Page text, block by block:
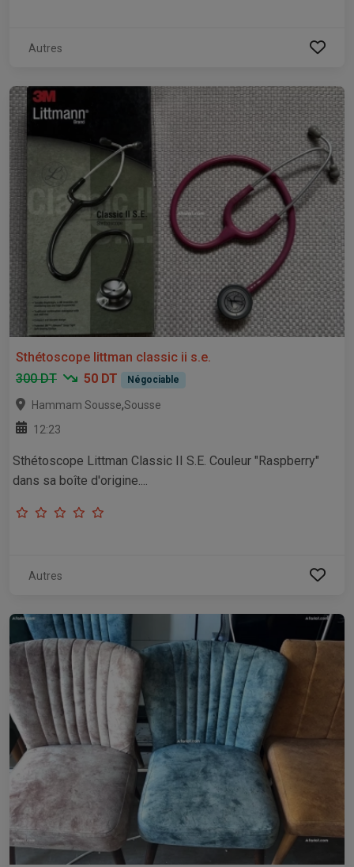
Autres
Sthétoscope littman classic ii s.e.
300 DT
50 DT Négociable
Hammam Sousse,Sousse
12:23
Sthétoscope Littman Classic II S.E. Couleur "Raspberry"
dans sa boîte d'origine....
Autres